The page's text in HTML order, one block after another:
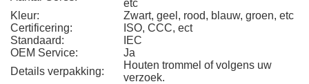
etc
Kleur:
Zwart, geel, rood, blauw, groen, etc
Certificering:
ISO, CCC, ect
Standaard:
IEC
OEM Service:
Ja
Details verpakking:
Houten trommel of volgens uw
verzoek.